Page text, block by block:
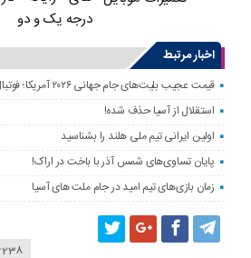
درجه یک و دو
اخبار مرتبط
قیمت عجیب بلیت‌های جام جهانی ۲۰۲۶ آمریکا؛ فوتبال فقط برای مایه‌دارها!
استقلال از آسیا حذف شده!
اولین ایرانی تیم ملی هلند را بشناسید
پایان تساوی‌های شمس آذر با باخت در اراک!
زمان بازی‌های تیم امید در جام ملت های آسیا